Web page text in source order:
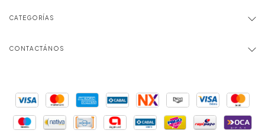
CATEGORÍAS
CONTACTÁNOS